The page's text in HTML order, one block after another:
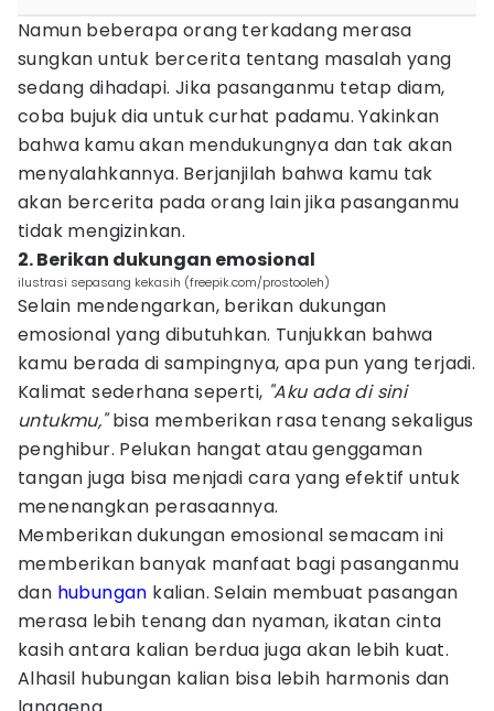
Namun beberapa orang terkadang merasa
sungkan untuk bercerita tentang masalah yang
sedang dihadapi. Jika pasanganmu tetap diam,
coba bujuk dia untuk curhat padamu. Yakinkan
bahwa kamu akan mendukungnya dan tak akan
menyalahkannya. Berjanjilah bahwa kamu tak
akan bercerita pada orang lain jika pasanganmu
tidak mengizinkan.
2. Berikan dukungan emosional
ilustrasi sepasang kekasih (freepik.com/prostooleh)
Selain mendengarkan, berikan dukungan
emosional yang dibutuhkan. Tunjukkan bahwa
kamu berada di sampingnya, apa pun yang terjadi.
Kalimat sederhana seperti, "Aku ada di sini
untukmu,"bisa memberikan rasa tenang sekaligus
penghibur. Pelukan hangat atau genggaman
tangan juga bisa menjadi cara yang efektif untuk
menenangkan perasaannya.
Memberikan dukungan emosional semacam ini
memberikan banyak manfaat bagi pasanganmu
dan hubungan kalian. Selain membuat pasangan
merasa lebih tenang dan nyaman, ikatan cinta
kasih antara kalian berdua juga akan lebih kuat.
Alhasil hubungan kalian bisa lebih harmonis dan